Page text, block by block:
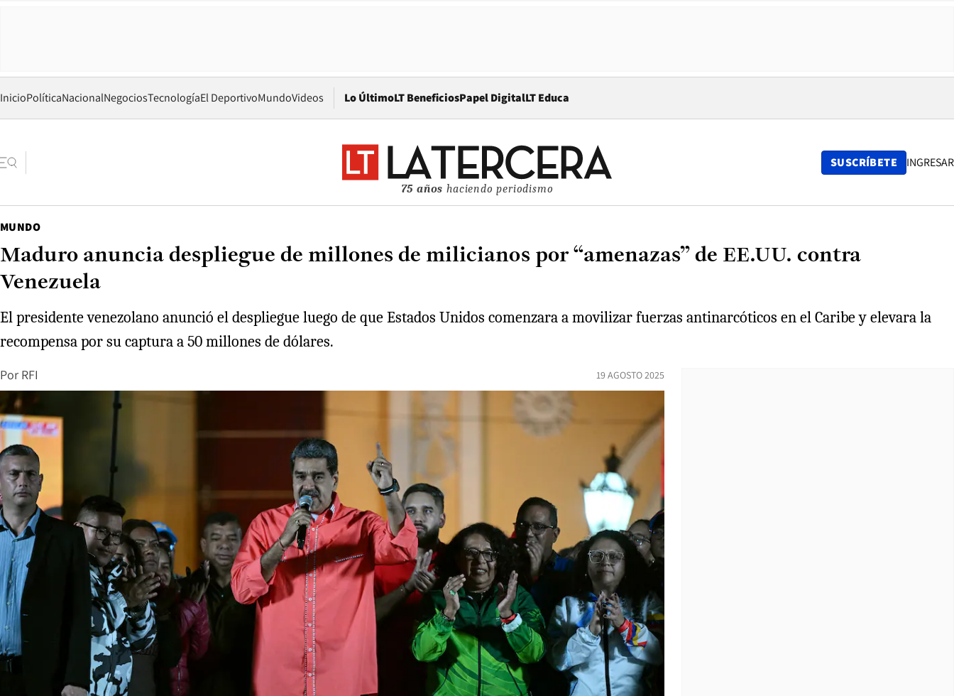
InicioPolíticaNacionalNegociosTecnologíaEl DeportivoMundoVideos Lo ÚltimoLT BeneficiosPapel DigitalOpens in new window
LT Educa
75 años haciendo periodismo
SUSCRÍBETE INGRESAR
MUNDO
Maduro anuncia despliegue de millones de milicianos por “amenazas” de EE.UU. contra
Venezuela
El presidente venezolano anunció el despliegue luego de que Estados Unidos comenzara a movilizar fuerzas antinarcóticos en el Caribe y elevara la
recompensa por su captura a 50 millones de dólares.
Por RFI 19 AGOSTO 2025